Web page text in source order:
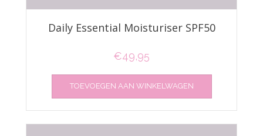
Daily Essential Moisturiser SPF50
€49,95
TOEVOEGEN AAN WINKELWAGEN